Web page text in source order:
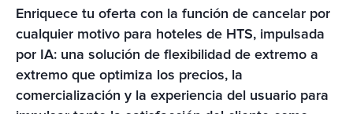
Enriquece tu oferta con la función de cancelar por
cualquier motivo para hoteles de HTS, impulsada
por IA: una solución de flexibilidad de extremo a
extremo que optimiza los precios, la
comercialización y la experiencia del usuario para